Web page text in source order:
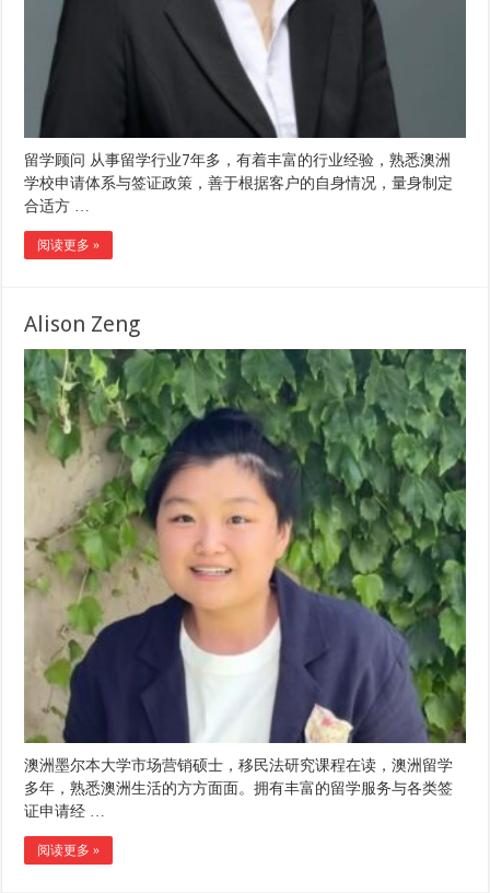
留学顾问 从事留学行业7年多，有着丰富的行业经验，熟悉澳洲
学校申请体系与签证政策，善于根据客户的自身情况，量身制定
合适方 …
阅读更多 »
Alison Zeng
澳洲墨尔本大学市场营销硕士，移民法研究课程在读，澳洲留学
多年，熟悉澳洲生活的方方面面。拥有丰富的留学服务与各类签
证申请经 …
阅读更多 »